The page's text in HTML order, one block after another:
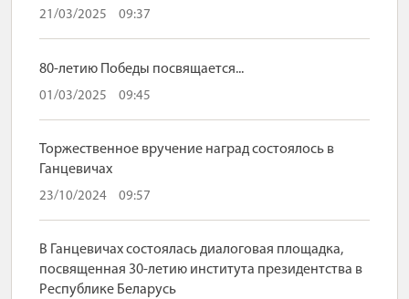
21/03/2025 09:37
80-летию Победы посвящается...
01/03/2025 09:45
Торжественное вручение наград состоялось в
Ганцевичах
23/10/2024 09:57
В Ганцевичах состоялась диалоговая площадка,
посвященная 30-летию института президентства в
Республике Беларусь